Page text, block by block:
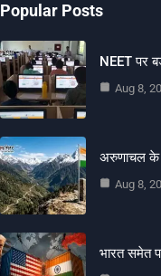
Popular Posts
NEET पर
Aug 8,
अरुणाचल के
Aug 8,
भारत समेत